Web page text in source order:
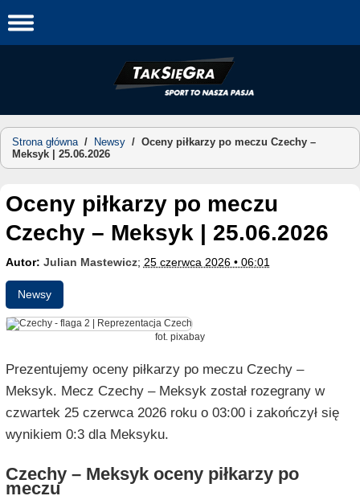
to
Strona główna/ Newsy / Oceny piłkarzy po meczu Czechy –
Meksyk | 25.06.2026
Oceny piłkarzy po meczu
Czechy – Meksyk | 25.06.2026
Autor: Julian Mastewicz; 25 czerwca 2026 • 06:01
Newsy
fot. pixabay
Prezentujemy oceny piłkarzy po meczu Czechy –
Meksyk. Mecz Czechy – Meksyk został rozegrany w
czwartek 25 czerwca 2026 roku o 03:00 i zakończył się
wynikiem 0:3 dla Meksyku.
Czechy – Meksyk oceny piłkarzy po
meczu